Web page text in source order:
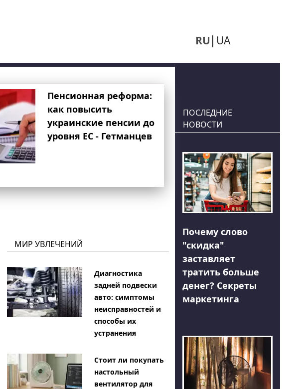
RU UA
Пенсионная реформа:
как повысить
украинские пенсии до
уровня ЕС - Гетманцев
МИР УВЛЕЧЕНИЙ
Диагностика
задней подвески
авто: симптомы
неисправностей и
способы их
устранения
Стоит ли покупать
настольный
вентилятор для
ПОСЛЕДНИЕ
НОВОСТИ
Почему слово
"скидка"
заставляет
тратить больше
денег? Секреты
маркетинга